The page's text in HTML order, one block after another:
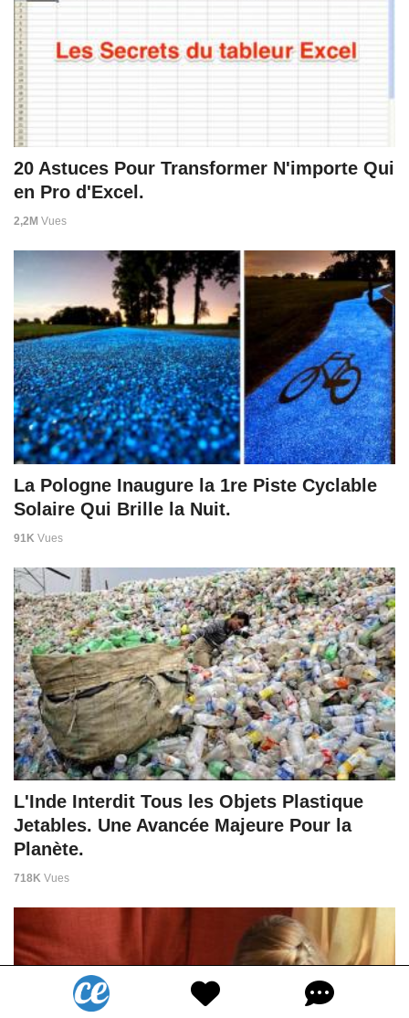
20 Astuces Pour Transformer N'importe Qui
en Pro d'Excel.
2,2M Vues
La Pologne Inaugure la 1re Piste Cyclable
Solaire Qui Brille la Nuit.
91K Vues
L'Inde Interdit Tous les Objets Plastique
Jetables. Une Avancée Majeure Pour la
Planète.
718K Vues